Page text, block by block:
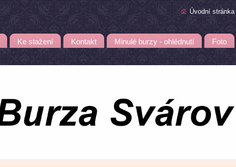
Úvodní stránka
Ke stažení Kontakt Minulé burzy - ohlédnutí Foto